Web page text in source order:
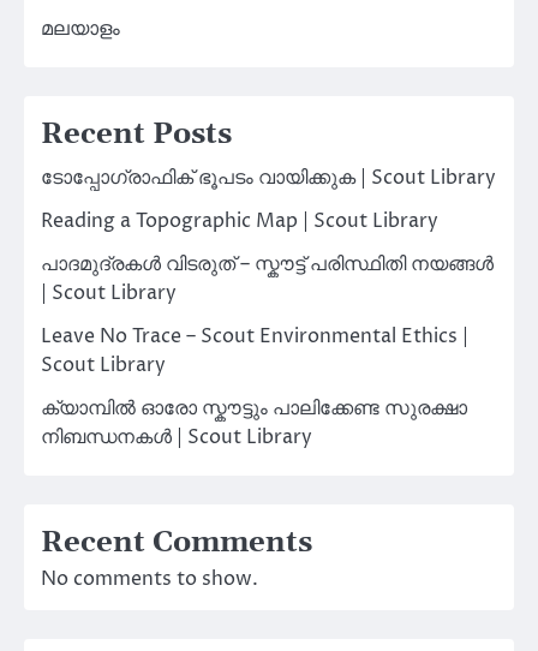
മലയാളം
Recent Posts
ടോപ്പോഗ്രാഫിക് ഭൂപടം വായിക്കുക | Scout Library
Reading a Topographic Map | Scout Library
പാദമുദ്രകൾ വിടരുത് – സ്കൗട്ട് പരിസ്ഥിതി നയങ്ങൾ
| Scout Library
Leave No Trace – Scout Environmental Ethics |
Scout Library
ക്യാമ്പിൽ ഓരോ സ്കൗട്ടും പാലിക്കേണ്ട സുരക്ഷാ
നിബന്ധനകൾ | Scout Library
Recent Comments
No comments to show.